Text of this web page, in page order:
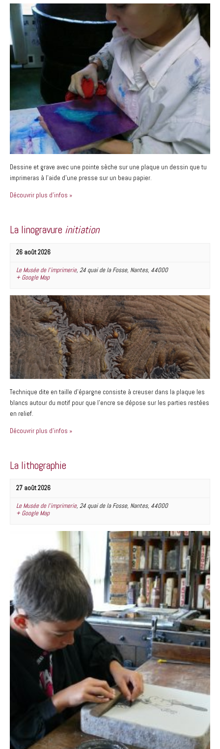
Dessine et grave avec une pointe sèche sur une plaque un dessin que tu
imprimeras à l’aide d’une presse sur un beau papier.
Découvrir plus d'infos »
La linogravure initiation
26 août 2026
Le Musée de l’imprimerie, 24 quai de la Fosse, Nantes, 44000
+ Google Map
Technique dite en taille d’épargne consiste à creuser dans la plaque les
blancs autour du motif pour que l’encre se dépose sur les parties restées
en relief.
Découvrir plus d'infos »
La lithographie
27 août 2026
Le Musée de l’imprimerie, 24 quai de la Fosse, Nantes, 44000
+ Google Map